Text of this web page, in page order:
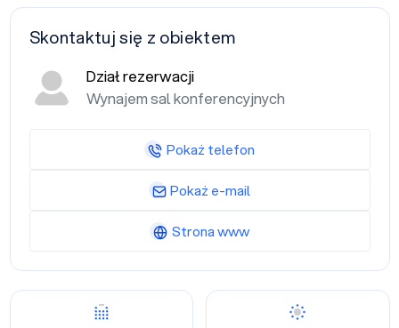
Konferencja Bankiet
Skontaktuj się z obiektem
Dział rezerwacji
Wynajem sal konferencyjnych
Pokaż telefon
Pokaż e-mail
Strona www